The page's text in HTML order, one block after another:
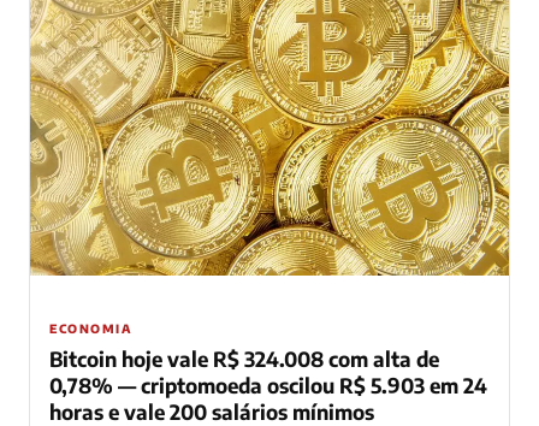
ECONOMIA
Bitcoin hoje vale R$ 324.008 com alta de
0,78% — criptomoeda oscilou R$ 5.903 em 24
horas e vale 200 salários mínimos